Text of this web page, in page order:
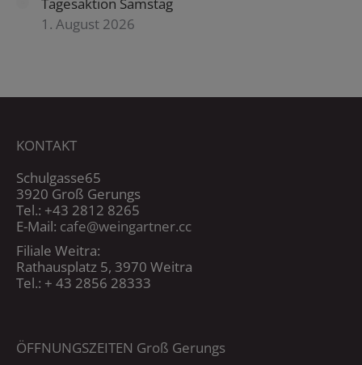
1. August 2026
KONTAKT
Schulgasse65
3920 Groß Gerungs
Tel.: +43 2812 8265
E-Mail: cafe@weingartner.cc
Filiale Weitra:
Rathausplatz 5, 3970 Weitra
Tel.: + 43 2856 28333
ÖFFNUNGSZEITEN Groß Gerungs